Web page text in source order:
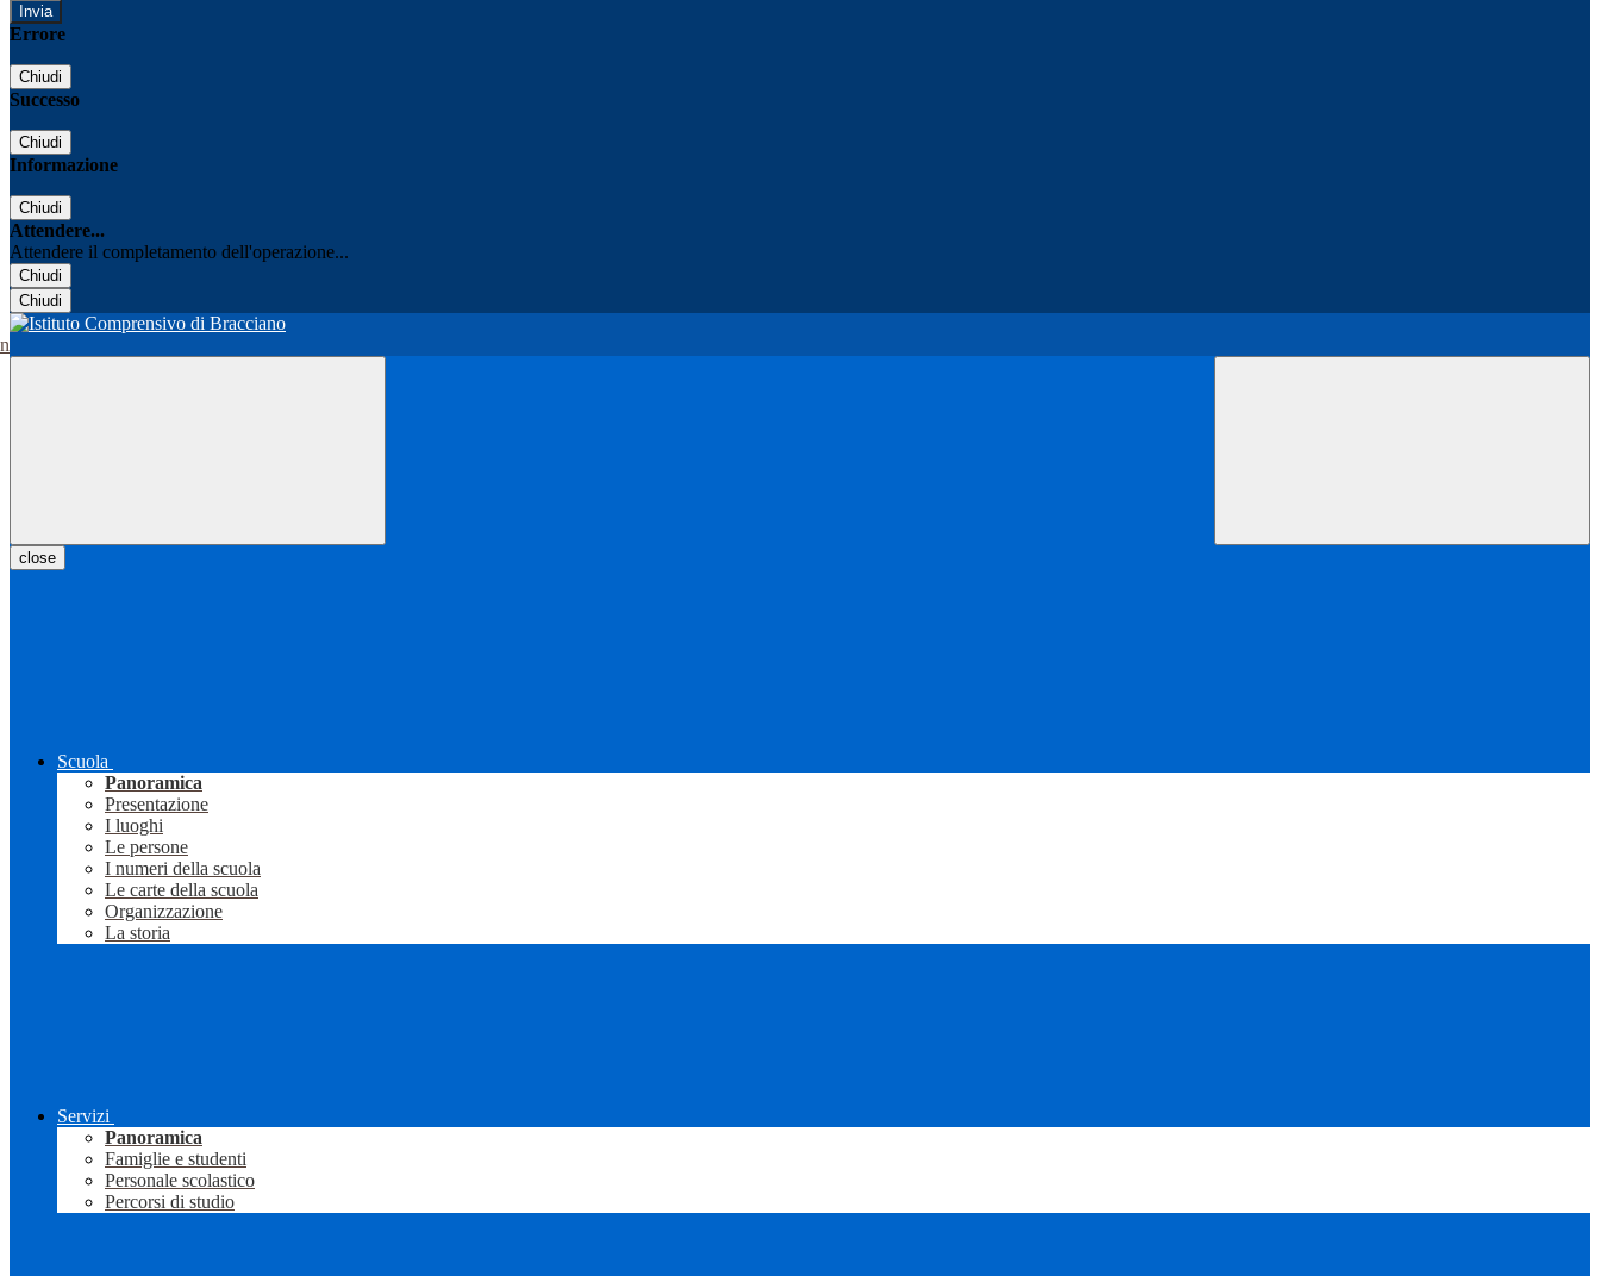
Errore
Chiudi
Successo
Chiudi
Informazione
Chiudi
Attendere...
Attendere il completamento dell'operazione...
Chiudi
Chiudi
close
Scuola
Panoramica
Presentazione
I luoghi
Le persone
I numeri della scuola
Le carte della scuola
Organizzazione
La storia
Servizi
Panoramica
Famiglie e studenti
Personale scolastico
Percorsi di studio